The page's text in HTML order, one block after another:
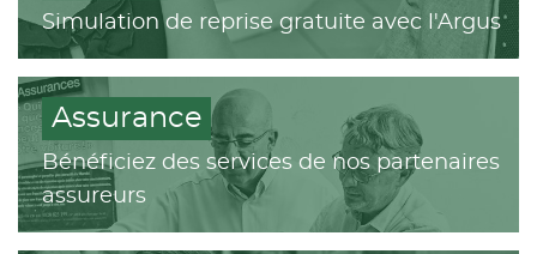
Simulation de reprise gratuite avec l'Argus
Assurance
Bénéficiez des services de nos partenaires
assureurs